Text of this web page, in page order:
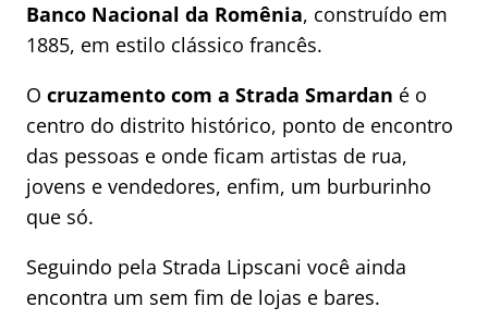
Banco Nacional da Romênia, construído em
1885, em estilo clássico francês.
O cruzamento com a Strada Smardan é o
centro do distrito histórico, ponto de encontro
das pessoas e onde ficam artistas de rua,
jovens e vendedores, enfim, um burburinho
que só.
Seguindo pela Strada Lipscani você ainda
encontra um sem fim de lojas e bares.